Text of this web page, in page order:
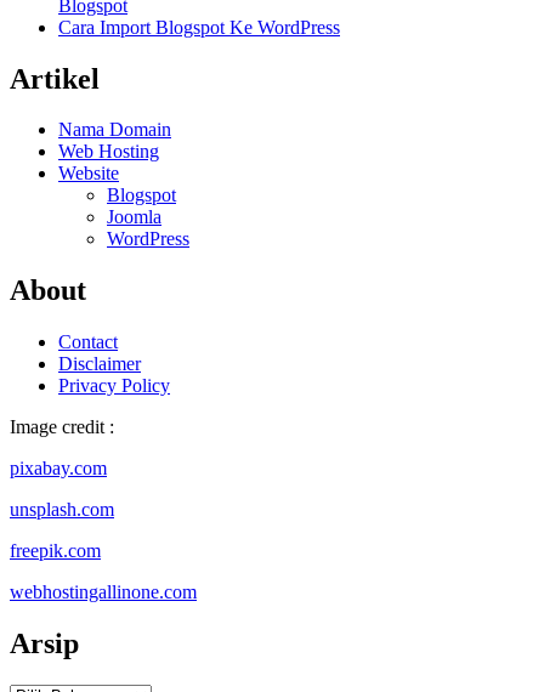
Blogspot
Cara Import Blogspot Ke WordPress
Artikel
Nama Domain
Web Hosting
Website
Blogspot
Joomla
WordPress
About
Contact
Disclaimer
Privacy Policy
Image credit :
pixabay.com
unsplash.com
freepik.com
webhostingallinone.com
Arsip